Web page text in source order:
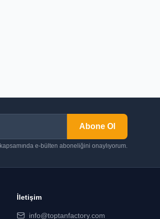
Abone Ol
kapsamında e-bülten aboneliğini onaylıyorum.
İletişim
info@toptanfactory.com